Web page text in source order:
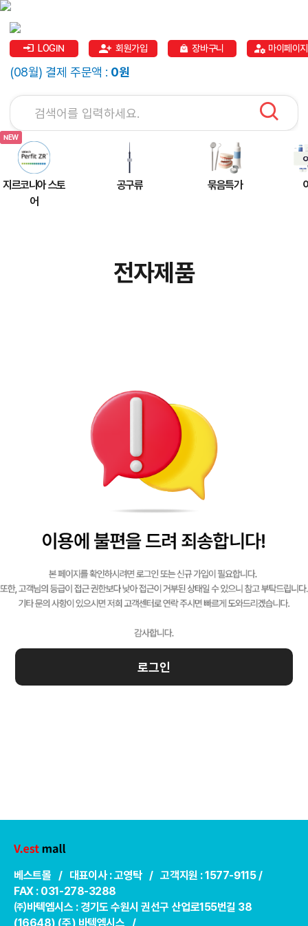
LOGIN 회원가입 장바구니 마이페이지
(08월) 결제 주문액 : 0원
지르코니아 스토
어
공구류 묶음특가
전자제품
로그인
베스트몰 / 대표이사 : 고영탁 / 고객지원 : 1577-9115 /
FAX : 031-278-3288
㈜바텍엠시스 : 경기도 수원시 권선구 산업로155번길 38
(16648) (주) 바텍엠시스 /